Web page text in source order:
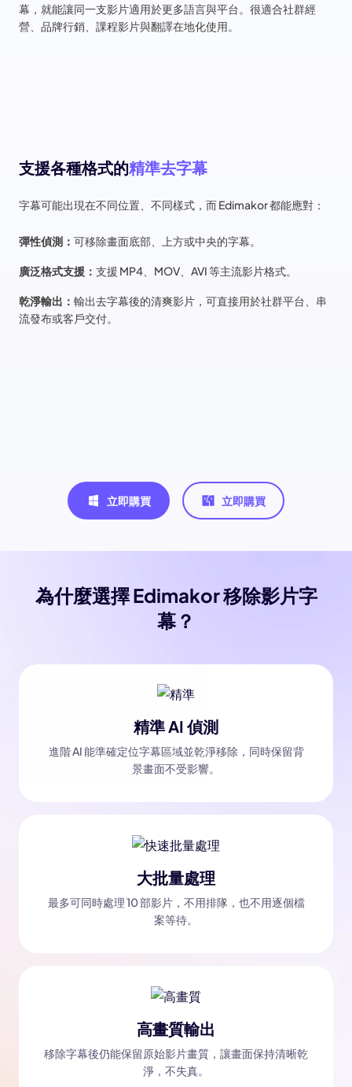
幕，就能讓同一支影片適用於更多語言與平台。很適合社群經
營、品牌行銷、課程影片與翻譯在地化使用。
支援各種格式的精準去字幕
字幕可能出現在不同位置、不同樣式，而 Edimakor 都能應對：
彈性偵測： 可移除畫面底部、上方或中央的字幕。
廣泛格式支援： 支援 MP4、MOV、AVI 等主流影片格式。
乾淨輸出： 輸出去字幕後的清爽影片，可直接用於社群平台、串
流發布或客戶交付。
立即購買 立即購買
為什麼選擇 Edimakor 移除影片字
幕？
精準 AI 偵測
進階 AI 能準確定位字幕區域並乾淨移除，同時保留背
景畫面不受影響。
大批量處理
最多可同時處理 10 部影片，不用排隊，也不用逐個檔
案等待。
高畫質輸出
移除字幕後仍能保留原始影片畫質，讓畫面保持清晰乾
淨，不失真。
Kling 3.0 登陸 Edimakor
讓任何照片一鍵變成節奏流暢的 AI 跳舞影片。